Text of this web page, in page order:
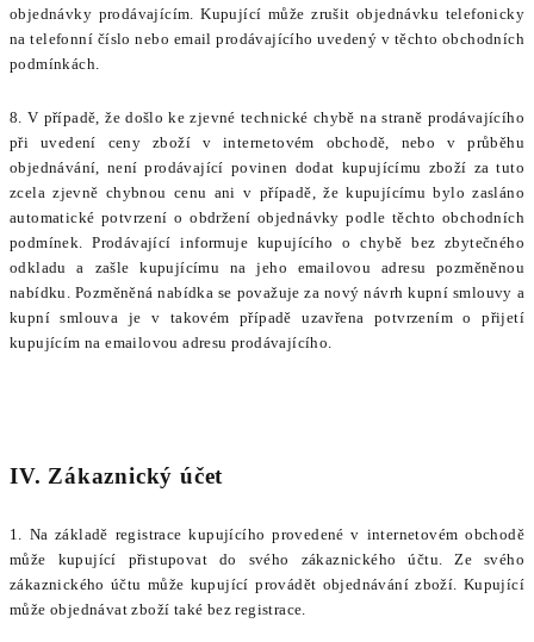
objednávky prodávajícím. Kupující může zrušit objednávku telefonicky
na telefonní číslo nebo email prodávajícího uvedený v těchto obchodních
podmínkách.
8. V případě, že došlo ke zjevné technické chybě na straně prodávajícího
při uvedení ceny zboží v internetovém obchodě, nebo v průběhu
objednávání, není prodávající povinen dodat kupujícímu zboží za tuto
zcela zjevně chybnou cenu ani v případě, že kupujícímu bylo zasláno
automatické potvrzení o obdržení objednávky podle těchto obchodních
podmínek. Prodávající informuje kupujícího o chybě bez zbytečného
odkladu a zašle kupujícímu na jeho emailovou adresu pozměněnou
nabídku. Pozměněná nabídka se považuje za nový návrh kupní smlouvy a
kupní smlouva je v takovém případě uzavřena potvrzením o přijetí
kupujícím na emailovou adresu prodávajícího.
IV. Zákaznický účet
1. Na základě registrace kupujícího provedené v internetovém obchodě
může kupující přistupovat do svého zákaznického účtu. Ze svého
zákaznického účtu může kupující provádět objednávání zboží. Kupující
může objednávat zboží také bez registrace.